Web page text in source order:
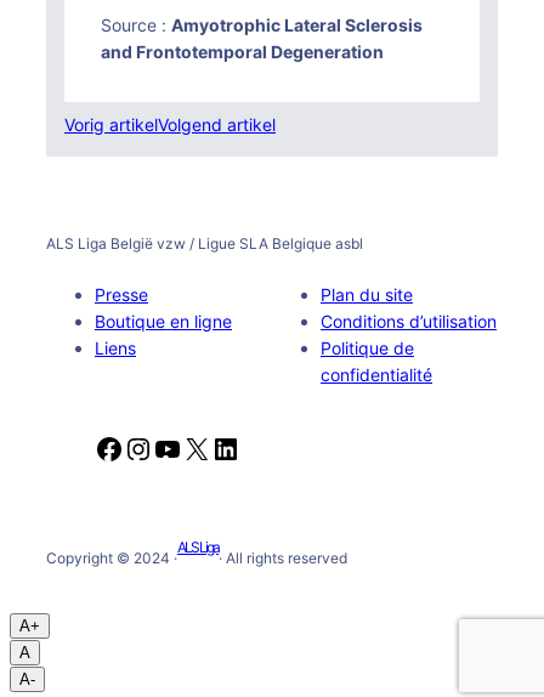
Source : Amyotrophic Lateral Sclerosis
and Frontotemporal Degeneration
Vorig artikelVolgend artikel
ALS Liga België vzw / Ligue SLA Belgique asbl
Presse
Boutique en ligne
Liens
Plan du site
Conditions d’utilisation
Politique de
confidentialité
F
b
I
a
Y
u
X
e
Copyright © 2024 ·
ALS Liga
· All rights reserved
A+
A
A-